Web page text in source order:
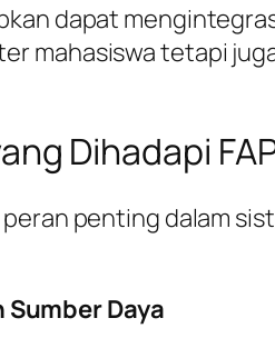
dapat
mahasiswa tetapi
Dihadapi
penting dalam
Daya